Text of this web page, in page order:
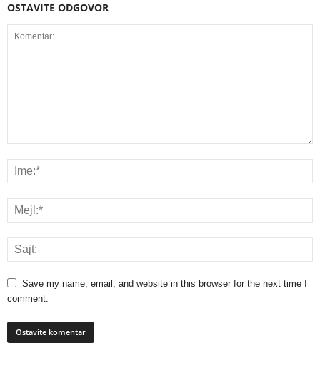
OSTAVITE ODGOVOR
Save my name, email, and website in this browser for the next time I
comment.